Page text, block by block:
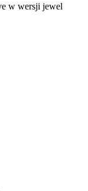
w wersji jewel